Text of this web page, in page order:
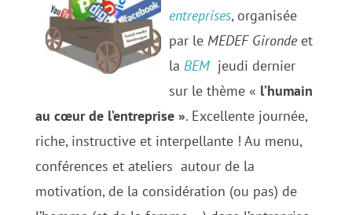
entreprises, organisée
par le MEDEF Girondeet
la BEM jeudi dernier
sur le thème « l’humain
au cœur de l’entreprise ». Excellente journée,
riche, instructive et interpellante ! Au menu,
conférences et ateliers autour de la
motivation, de la considération (ou pas) de